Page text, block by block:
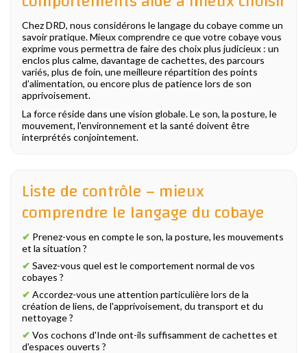
Chez DRD, nous considérons le langage du cobaye comme un
savoir pratique. Mieux comprendre ce que votre cobaye vous
exprime vous permettra de faire des choix plus judicieux : un
enclos plus calme, davantage de cachettes, des parcours
variés, plus de foin, une meilleure répartition des points
d’alimentation, ou encore plus de patience lors de son
apprivoisement.
La force réside dans une vision globale. Le son, la posture, le
mouvement, l'environnement et la santé doivent être
interprétés conjointement.
Liste de contrôle – mieux
comprendre le langage du cobaye
✔ Prenez-vous en compte le son, la posture, les mouvements
et la situation ?
✔ Savez-vous quel est le comportement normal de vos
cobayes ?
✔ Accordez-vous une attention particulière lors de la
création de liens, de l'apprivoisement, du transport et du
nettoyage ?
✔ Vos cochons d'Inde ont-ils suffisamment de cachettes et
d'espaces ouverts ?